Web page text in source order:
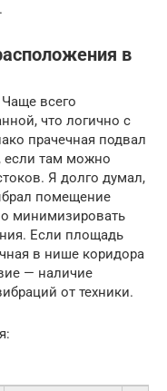
в
всего
что логично с
прачечная подвал
если там можно
Я долго думал,
помещение
минимизировать
Если площадь
в нише коридора
— наличие
от техники.